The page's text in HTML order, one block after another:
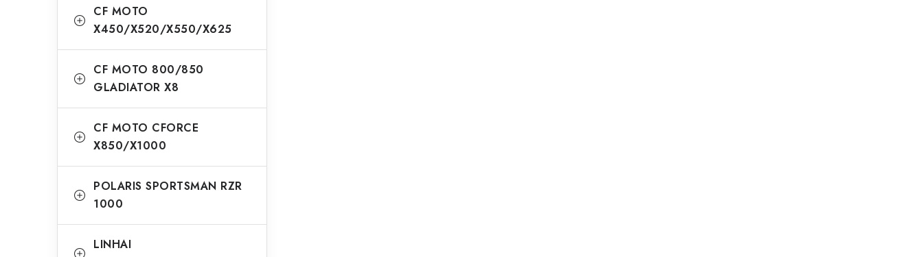
CF MOTO
X450/X520/X550/X625
CF MOTO 800/850
GLADIATOR X8
CF MOTO CFORCE
X850/X1000
POLARIS SPORTSMAN RZR
1000
LINHAI